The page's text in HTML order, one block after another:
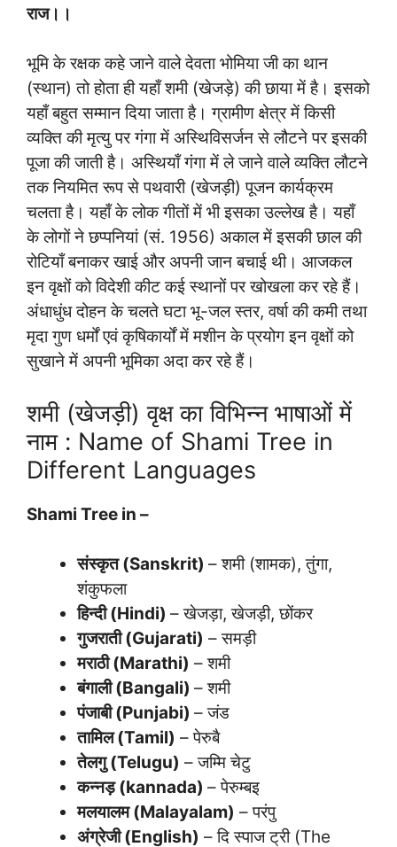
राज।।
भूमि के रक्षक कहे जाने वाले देवता भोमिया जी का थान
(स्थान) तो होता ही यहाँ शमी (खेजड़े) की छाया में है। इसको
यहाँ बहुत सम्मान दिया जाता है। ग्रामीण क्षेत्र में किसी
व्यक्ति की मृत्यु पर गंगा में अस्थिविसर्जन से लौटने पर इसकी
पूजा की जाती है। अस्थियाँ गंगा में ले जाने वाले व्यक्ति लौटने
तक नियमित रूप से पथवारी (खेजड़ी) पूजन कार्यक्रम
चलता है। यहाँ के लोक गीतों में भी इसका उल्लेख है। यहाँ
के लोगों ने छप्पनियां (सं. 1956) अकाल में इसकी छाल की
रोटियाँ बनाकर खाई और अपनी जान बचाई थी। आजकल
इन वृक्षों को विदेशी कीट कई स्थानों पर खोखला कर रहे हैं।
अंधाधुंध दोहन के चलते घटा भू-जल स्तर, वर्षा की कमी तथा
मृदा गुण धर्मों एवं कृषिकार्यों में मशीन के प्रयोग इन वृक्षों को
सुखाने में अपनी भूमिका अदा कर रहे हैं।
शमी (खेजड़ी) वृक्ष का विभिन्न भाषाओं में
नाम : Name of Shami Tree in
Different Languages
Shami Tree in –
संस्कृत (Sanskrit) – शमी (शामक), तुंगा,
शंकुफला
हिन्दी (Hindi) – खेजड़ा, खेजड़ी, छोंकर
गुजराती (Gujarati) – समड़ी
मराठी (Marathi) – शमी
बंगाली (Bangali) – शमी
पंजाबी (Punjabi) – जंड
तामिल (Tamil) – पेरुबै
तेलगु (Telugu) – जम्मि चेटु
कन्नड़ (kannada) – पेरुम्बइ
मलयालम (Malayalam) – परंपु
अंग्रेजी (English) – दि स्पाज ट्री (The